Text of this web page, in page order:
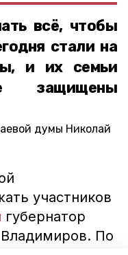
всё, чтобы
стали на
и их семьи
защищены
думы Николай
участников
губернатор
По